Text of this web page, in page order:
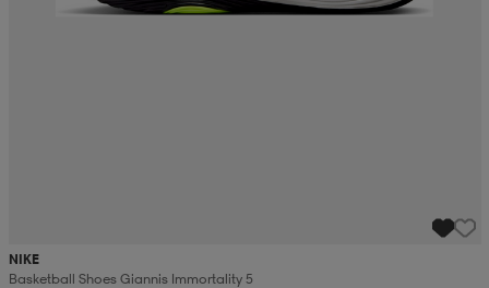
NIKE
Basketball Shoes Giannis Immortality 5